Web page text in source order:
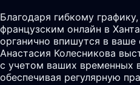
Благодаря гибкому
французским онлайн в
органично впишутся в ваше
Анастасия Колесникова
с учетом ваших временных
обеспечивая регулярную